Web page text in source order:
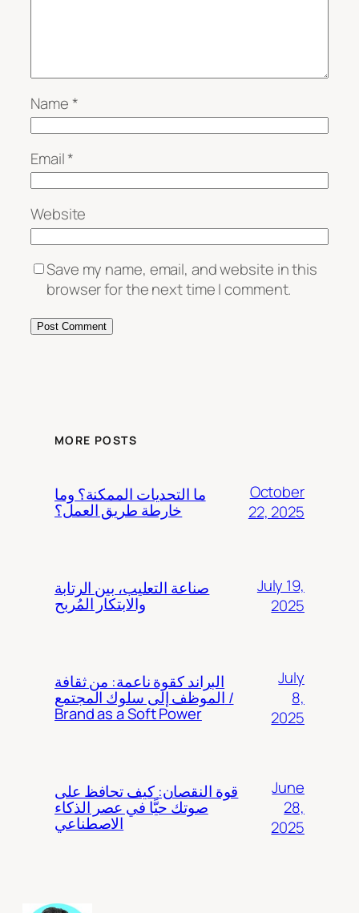
Name*
Email*
Website
Save my name, email, and website in this
browser for the next time I comment.
MORE POSTS
ما التحديات الممكنة؟ وما
خارطة طريق العمل؟
October
22, 2025
صناعة التعليب، بين الرتابة
والابتكار المُربح
July 19,
2025
البراند كقوة ناعمة: من ثقافة
الموظف إلى سلوك المجتمع /
Brand as a Soft Power
July
8,
2025
قوة النقصان: كيف تحافظ على
صوتك حيًّا في عصر الذكاء
الاصطناعي
June
28,
2025